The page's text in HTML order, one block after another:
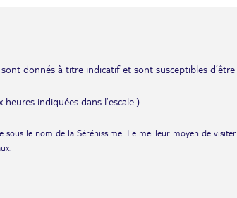
donnés à titre indicatif et sont susceptibles d’être
indiquées dans l’escale.)
sous le nom de la Sérénissime. Le meilleur moyen de visiter